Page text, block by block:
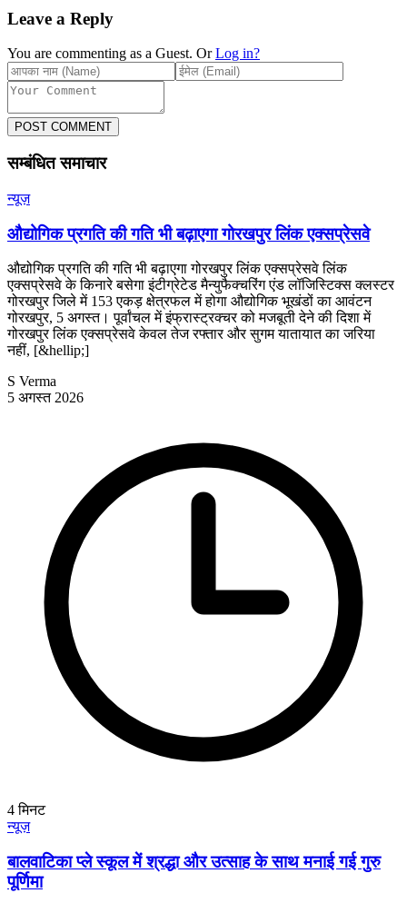
Leave a Reply
You are commenting as a Guest. Or Log in?
POST COMMENT
सम्बंधित समाचार
न्यूज़
औद्योगिक प्रगति की गति भी बढ़ाएगा गोरखपुर लिंक एक्सप्रेसवे
औद्योगिक प्रगति की गति भी बढ़ाएगा गोरखपुर लिंक एक्सप्रेसवे लिंक
एक्सप्रेसवे के किनारे बसेगा इंटीग्रेटेड मैन्युफैक्चरिंग एंड लॉजिस्टिक्स क्लस्टर
गोरखपुर जिले में 153 एकड़ क्षेत्रफल में होगा औद्योगिक भूखंडों का आवंटन
गोरखपुर, 5 अगस्त। पूर्वांचल में इंफ्रास्ट्रक्चर को मजबूती देने की दिशा में
गोरखपुर लिंक एक्सप्रेसवे केवल तेज रफ्तार और सुगम यातायात का जरिया
नहीं, [&hellip;]
S Verma
5 अगस्त 2026
4मिनट
न्यूज़
बालवाटिका प्ले स्कूल में श्रद्धा और उत्साह के साथ मनाई गई गुरु
पूर्णिमा